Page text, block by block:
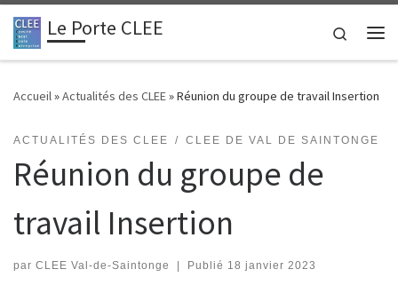
Passer au contenu
Le Porte CLEE
Search
Accueil»Actualités des CLEE»Réunion du groupe de travail Insertion
ACTUALITÉS DES CLEE CLEE DE VAL DE SAINTONGE
Réunion du groupe de
travail Insertion
par CLEE Val-de-Saintonge | Publié 18 janvier 2023